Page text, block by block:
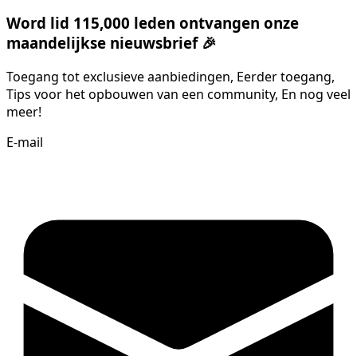
Word lid 115,000 leden ontvangen onze
maandelijkse nieuwsbrief 🎉
Toegang tot exclusieve aanbiedingen, Eerder toegang,
Tips voor het opbouwen van een community, En nog veel
meer!
E-mail